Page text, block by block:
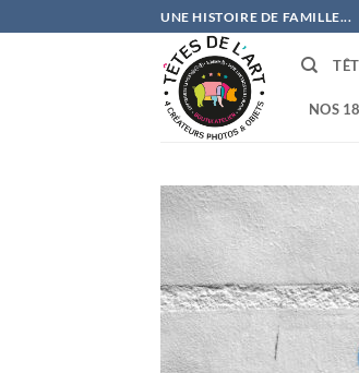
au
UNE HISTOIRE DE FAMILLE...
NOS